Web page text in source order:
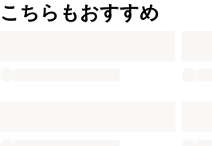
こちらもおすすめ